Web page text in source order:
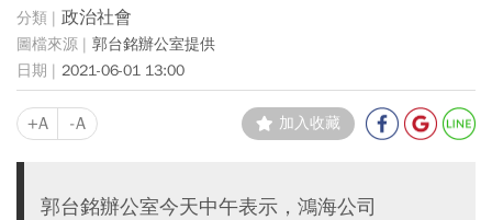
政治社會
郭台銘辦公室提供
2021-06-01 13:00
+A -A 加入收藏
郭台銘辦公室今天中午表示，鴻海公司